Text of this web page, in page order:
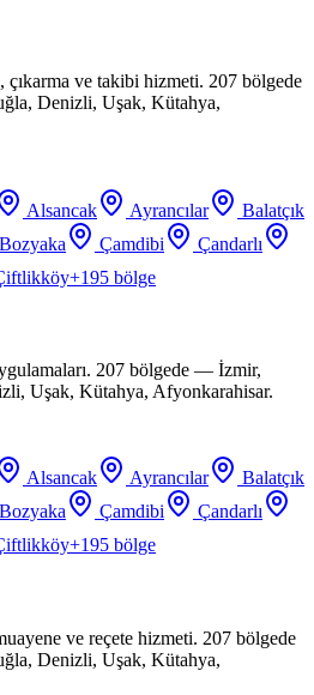
çıkarma ve takibi hizmeti. 207 bölgede
Denizli, Uşak, Kütahya,
Alsancak Ayrancılar
Balatçık
Bozyaka Çamdibi
Çandarlı
+195 bölge
207 bölgede — İzmir,
Uşak, Kütahya, Afyonkarahisar.
Alsancak Ayrancılar
Balatçık
Bozyaka Çamdibi
Çandarlı
+195 bölge
ve reçete hizmeti. 207 bölgede
Denizli, Uşak, Kütahya,